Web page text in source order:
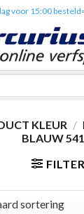
voor 15:00
KLEUR /
BLAUW
FILTER